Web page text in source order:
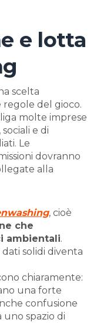
e lotta
scelta
del gioco.
molte imprese
e di
Le
dovranno
alla
, cioè
che
ambientali.
dati solidi diventa
chiaramente:
una forte
confusione
spazio di